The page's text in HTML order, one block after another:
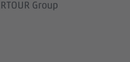
Group